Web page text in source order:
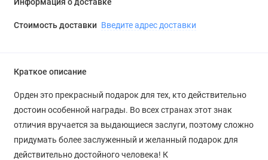
Информация о доставке
Стоимость доставки Введите адрес доставки
Краткое описание
Орден это прекрасный подарок для тех, кто действительно
достоин особенной награды. Во всех странах этот знак
отличия вручается за выдающиеся заслуги, поэтому сложно
придумать более заслуженный и желанный подарок для
действительно достойного человека! К